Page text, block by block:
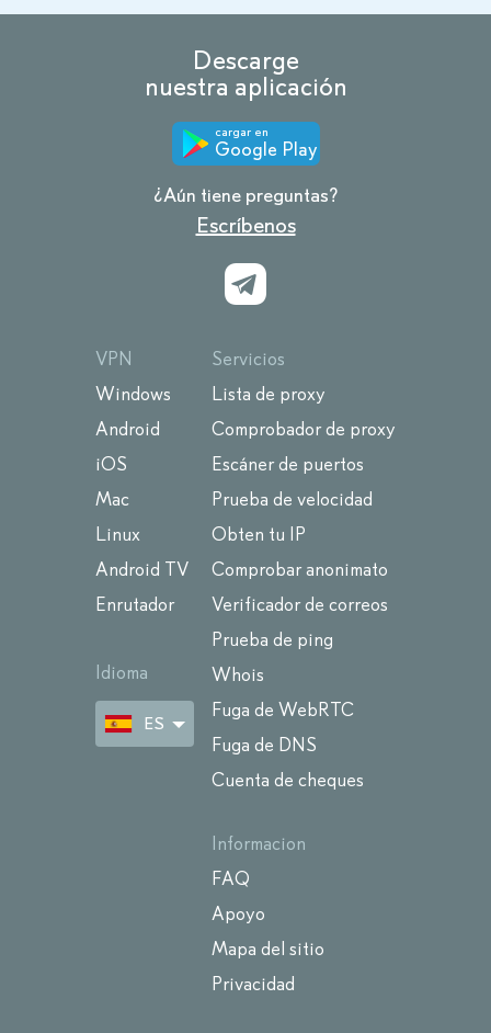
Descarge
nuestra aplicación
cargar en
Google Play
¿Aún tiene preguntas?
Escríbenos
VPN
Windows
Android
iOS
Mac
Linux
Android TV
Enrutador
Idioma
ES
Servicios
Lista de proxy
Comprobador de proxy
Escáner de puertos
Prueba de velocidad
Obten tu IP
Comprobar anonimato
Verificador de correos
Prueba de ping
Whois
Fuga de WebRTC
Fuga de DNS
Cuenta de cheques
Informacion
FAQ
Apoyo
Mapa del sitio
Privacidad